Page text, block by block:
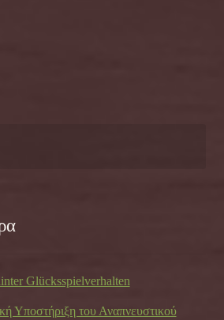
Glücksspielverhalten
Υποστήριξη του Αναπνευστικού